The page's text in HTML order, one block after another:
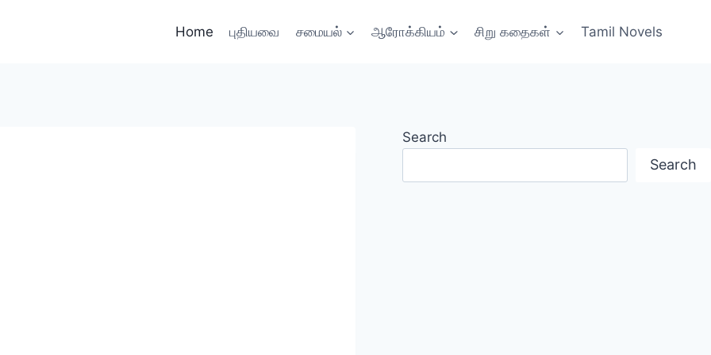
Home புதியவை சமையல் ஆரோக்கியம் சிறு கதைகள் Tamil Novels
Search
Search